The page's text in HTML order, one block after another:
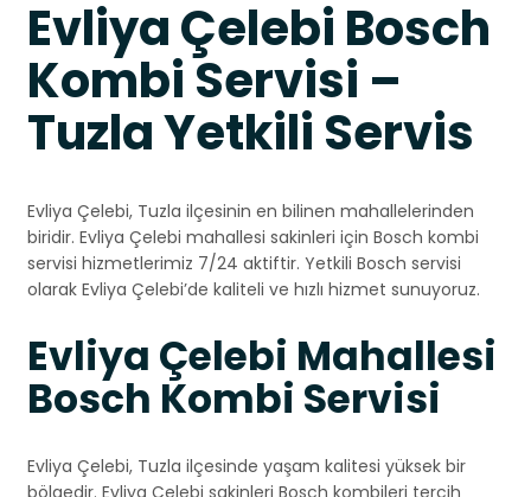
Evliya Çelebi Bosch
Kombi Servisi –
Tuzla Yetkili Servis
Evliya Çelebi, Tuzla ilçesinin en bilinen mahallelerinden
biridir. Evliya Çelebi mahallesi sakinleri için Bosch kombi
servisi hizmetlerimiz 7/24 aktiftir. Yetkili Bosch servisi
olarak Evliya Çelebi’de kaliteli ve hızlı hizmet sunuyoruz.
Evliya Çelebi Mahallesi
Bosch Kombi Servisi
Evliya Çelebi, Tuzla ilçesinde yaşam kalitesi yüksek bir